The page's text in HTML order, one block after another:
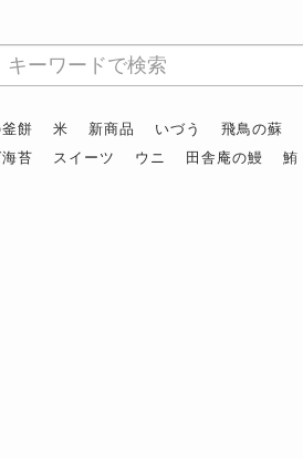
餅 米 新商品 いづう 飛鳥の蘇
苔
スイーツ ウニ 田舎庵の鰻 鮪